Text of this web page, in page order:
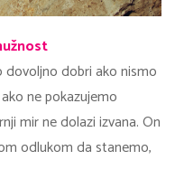
dovoljno dobri ako nismo
ne pokazujemo
mir ne dolazi izvana. On
odlukom da stanemo,